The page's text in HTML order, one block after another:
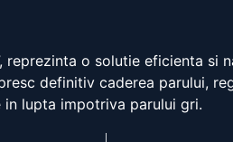
o solutie eficienta si
definitiv caderea parului,
lupta impotriva parului gri.